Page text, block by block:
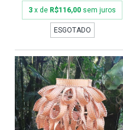
3 x de R$116,00 sem juros
ESGOTADO